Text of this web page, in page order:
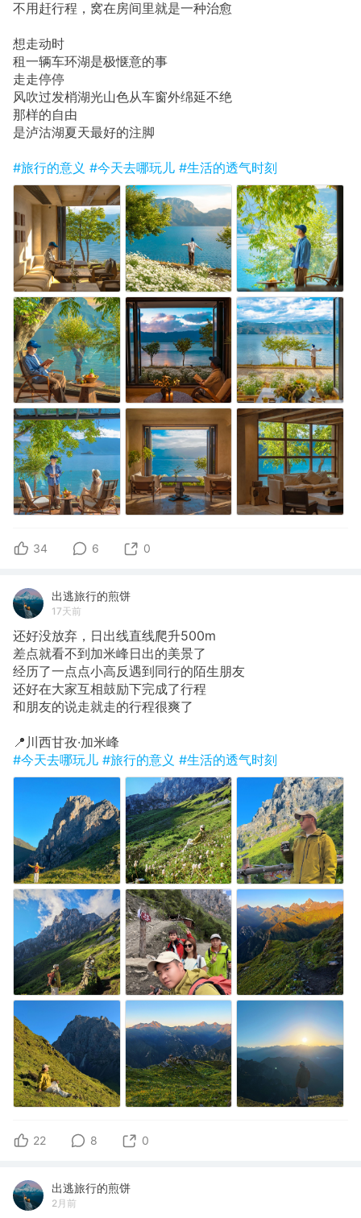
不用赶行程，窝在房间里就是一种治愈
想走动时
租一辆车环湖是极惬意的事
走走停停
风吹过发梢湖光山色从车窗外绵延不绝
那样的自由
是泸沽湖夏天最好的注脚
#旅行的意义 #今天去哪玩儿 #生活的透气时刻
34 6 0
出逃旅行的煎饼
17天前
还好没放弃，日出线直线爬升500m
​差点就看不到加米峰日出的美景了
经历了一点点小高反遇到同行的陌生朋友
还好在大家互相鼓励下完成了行程
和朋友的说走就走的行程很爽了
​📍川西甘孜·加米峰
#今天去哪玩儿 #旅行的意义 #生活的透气时刻
22 8 0
出逃旅行的煎饼
2月前